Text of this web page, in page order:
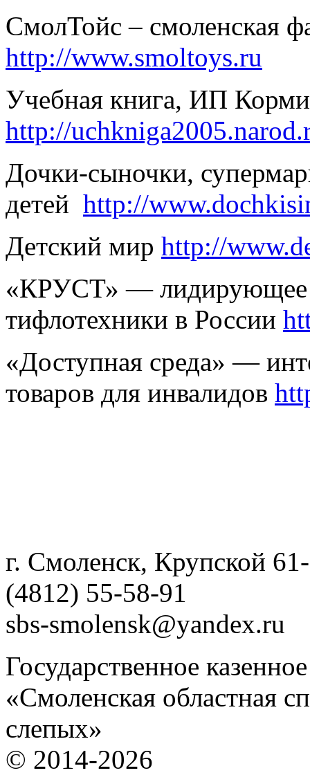
СмолТойс – смоленская
http://www.smoltoys.ru
Учебная книга, ИП
http://
Дочки-сыночки,
детей http://
Детский мир http://
«КРУСТ» — лидирующее
тифлотехники в России
«Доступная среда» —
товаров для инвалидов
г. Смоленск, Крупской
(4812) 55-58-91
sbs-smolensk@yandex.ru
Государственное
«Смоленская областная
слепых»
© 2014-2026